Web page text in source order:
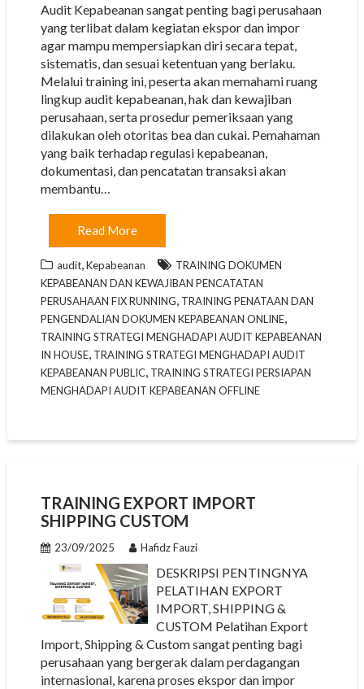
Audit Kepabeanan sangat penting bagi perusahaan
yang terlibat dalam kegiatan ekspor dan impor
agar mampu mempersiapkan diri secara tepat,
sistematis, dan sesuai ketentuan yang berlaku.
Melalui training ini, peserta akan memahami ruang
lingkup audit kepabeanan, hak dan kewajiban
perusahaan, serta prosedur pemeriksaan yang
dilakukan oleh otoritas bea dan cukai. Pemahaman
yang baik terhadap regulasi kepabeanan,
dokumentasi, dan pencatatan transaksi akan
membantu…
Read More
audit,Kepabeanan
TRAINING DOKUMEN
KEPABEANAN DAN KEWAJIBAN PENCATATAN
PERUSAHAAN FIX RUNNING, TRAINING PENATAAN DAN
PENGENDALIAN DOKUMEN KEPABEANAN ONLINE,
TRAINING STRATEGI MENGHADAPI AUDIT KEPABEANAN
IN HOUSE, TRAINING STRATEGI MENGHADAPI AUDIT
KEPABEANAN PUBLIC, TRAINING STRATEGI PERSIAPAN
MENGHADAPI AUDIT KEPABEANAN OFFLINE
TRAINING EXPORT IMPORT
SHIPPING CUSTOM
23/09/2025 Hafidz Fauzi
DESKRIPSI PENTINGNYA
PELATIHAN EXPORT
IMPORT, SHIPPING &
CUSTOM Pelatihan Export
Import, Shipping & Custom sangat penting bagi
perusahaan yang bergerak dalam perdagangan
internasional, karena proses ekspor dan impor